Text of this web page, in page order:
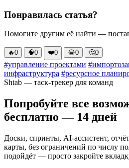
Понравилась статья?
Помогите другим её найти —
🔥0 🧠0 ❤️0 😂0 🤔0
#управление проектами
инфраструктура #ресурсное
Shtab — таск-трекер для команд
Попробуйте все
бесплатно — 14 дней
Доски, спринты, AI-ассистент,
карты, без ограничений по числу
подойдёт — просто закройте